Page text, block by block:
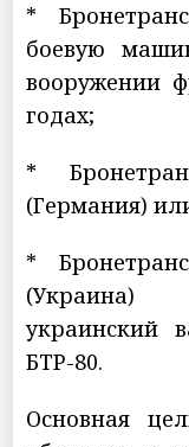
*
боевую
вооружении
годах;
*
(Германия)
*
(Украина)
украинский
БТР-80.
Основная